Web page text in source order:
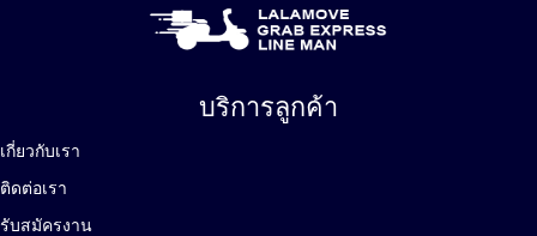
บริการลูกค้า
เกี่ยวกับเรา
ติดต่อเรา
รับสมัครงาน